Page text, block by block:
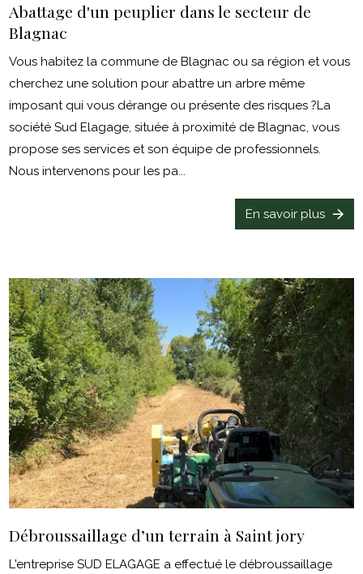
Abattage d'un peuplier dans le secteur de
Blagnac
Vous habitez la commune de Blagnac ou sa région et vous
cherchez une solution pour abattre un arbre même
imposant qui vous dérange ou présente des risques ?La
société Sud Elagage, située à proximité de Blagnac, vous
propose ses services et son équipe de professionnels.
Nous intervenons pour les pa...
En savoir plus
Débroussaillage d’un terrain à Saint jory
L'entreprise SUD ELAGAGE a effectué le débroussaillage